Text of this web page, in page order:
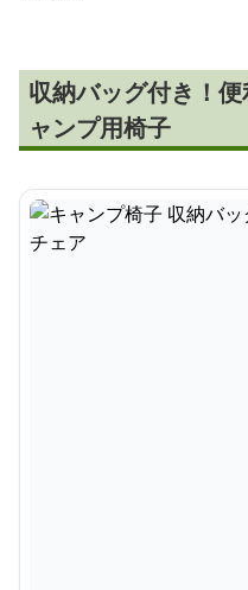
収納バッグ付き！
ャンプ用椅子